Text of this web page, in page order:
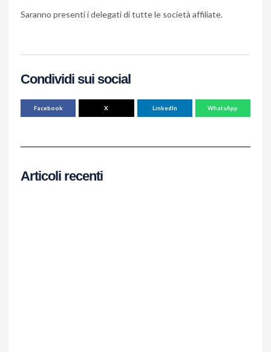
Saranno presenti i delegati di tutte le società affiliate.
Condividi sui social
Facebook X LinkedIn WhatsApp
Articoli recenti